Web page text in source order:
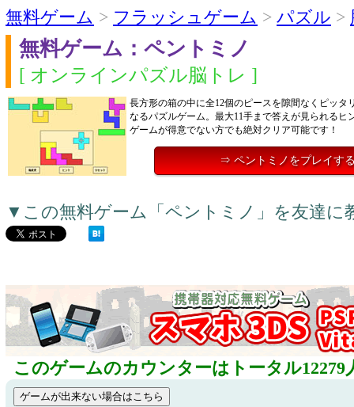
無料ゲーム > フラッシュゲーム > パズル >
無料ゲーム：ペントミノ
[ オンラインパズル脳トレ ]
長方形の箱の中に全12個のピースを隙間なくピッタ
なるパズルゲーム。最大11手まで答えが見られるヒ
ゲームが得意でない方でも絶対クリア可能です！
⇒ ペントミノをプレイす
▼この無料ゲーム「ペントミノ」を友達に
このゲームのカウンターはトータル12279